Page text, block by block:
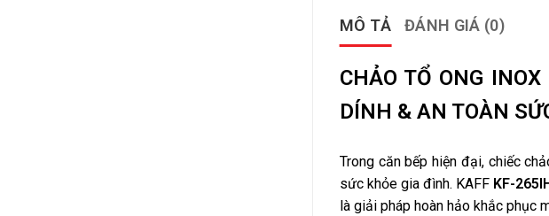
MÔ TẢ ĐÁNH GIÁ (0)
CHẢO TỔ ONG
DÍNH & AN TOÀN
Trong căn bếp hiện đại, chiếc
sức khỏe gia đình. KAFF KF-
là giải pháp hoàn hảo khắc phục